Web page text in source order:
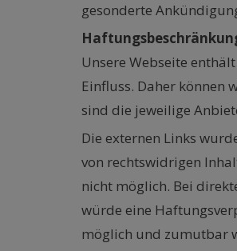
gesonderte
Unsere Webseite
Einfluss. Daher können
sind die jeweilige
Die externen Links
von rechtswidrigen
nicht möglich. Bei
würde eine
möglich und zumutbar